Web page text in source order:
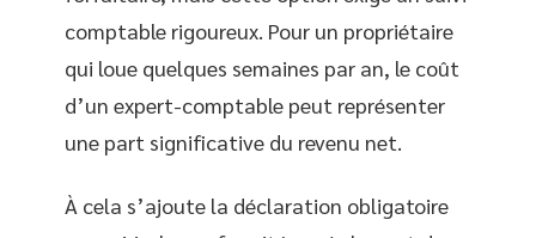
comptable rigoureux. Pour un propriétaire
qui loue quelques semaines par an, le coût
d’un expert-comptable peut représenter
une part significative du revenu net.
À cela s’ajoute la déclaration obligatoire